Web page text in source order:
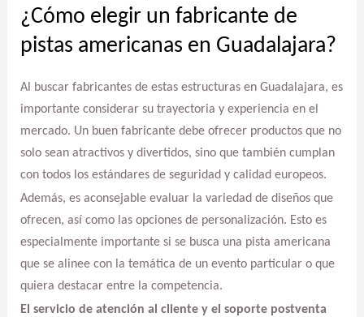
¿Cómo elegir un fabricante de
pistas americanas en Guadalajara?
Al buscar fabricantes de estas estructuras en Guadalajara, es
importante considerar su trayectoria y experiencia en el
mercado. Un buen fabricante debe ofrecer productos que no
solo sean atractivos y divertidos, sino que también cumplan
con todos los estándares de seguridad y calidad europeos.
Además, es aconsejable evaluar la variedad de diseños que
ofrecen, así como las opciones de personalización. Esto es
especialmente importante si se busca una pista americana
que se alinee con la temática de un evento particular o que
quiera destacar entre la competencia.
El servicio de atención al cliente y el soporte postventa